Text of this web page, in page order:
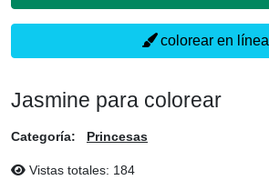
colorear en línea
Jasmine para colorear
Categoría: Princesas
Vistas totales: 184